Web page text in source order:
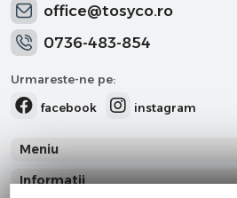
office@tosyco.ro
0736-483-854
Urmareste-ne pe:
facebook
instagram
Meniu
Informatii